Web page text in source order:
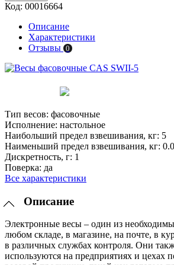
Код: 00016664
Описание
Характеристики
Отзывы 0
Тип весов: фасовочные
Исполнение: настольное
Наибольший предел взвешивания, кг: 5
Наименьший предел взвешивания, кг:
Дискретность, г: 1
Поверка: да
Все характеристики
Описание
Электронные весы – один из
любом складе, в магазине, на почте, в
в различных службах контроля. Они
используются на предприятиях и цехах